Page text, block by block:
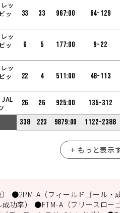
ッ
ッ
33 33 967:00 64-129
ッ
ッ
6 5 177:00 9-22
ッ
ッ
22 4 511:00 48-113
26 26 925:00 135-312
338 223 9879:00 1122-2388
+ もっと表示
●2PM-A（フィールドゴール
功率） ●FTM-A（フリースロ